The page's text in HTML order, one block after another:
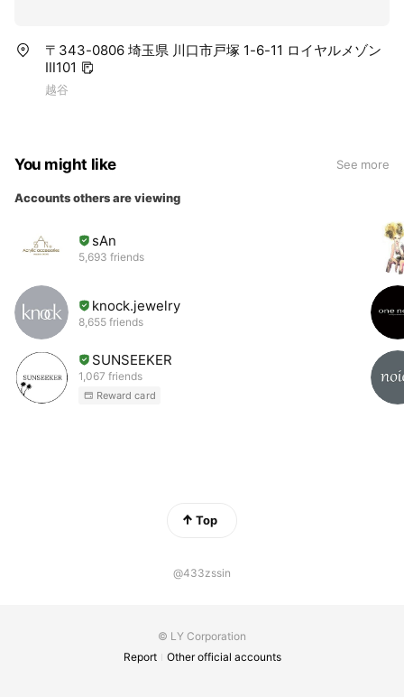
〒343-0806 埼玉県 川口市戸塚 1-6-11 ロイヤルメゾン
Ⅲ101
越谷
You might like See more
Accounts others are viewing
sAn
5,693 friends
knock.jewelry
8,655 friends
SUNSEEKER
1,067 friends
Reward card
Top
@433zssin
© LY Corporation
Report
Other official accounts